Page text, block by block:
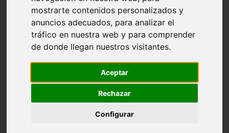
mostrarte contenidos personalizados y
anuncios adecuados, para analizar el
tráfico en nuestra web y para comprender
de donde llegan nuestros visitantes.
Aceptar
Rechazar
Configurar
protagonistas
abandono
adopci n
ferias
snacks
iberzoo propet
estanques